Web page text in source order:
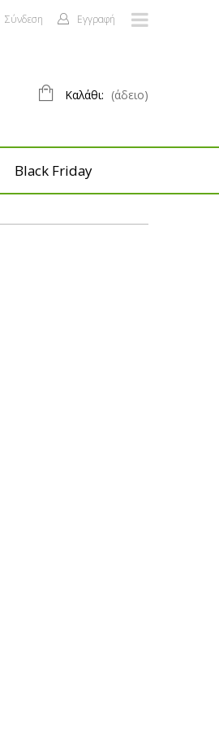
Σύνδεση Εγγραφή
Καλάθι: (άδειο)
Black Friday